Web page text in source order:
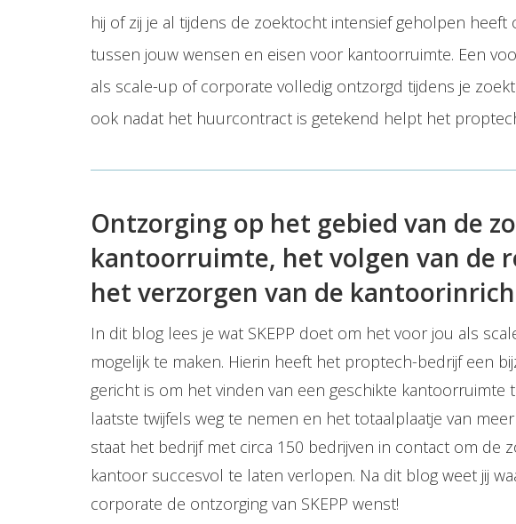
hij of zij je al tijdens de zoektocht intensief geholpen
tussen jouw wensen en eisen voor kantoorruimte. Een
als scale-up of corporate volledig ontzorgd tijdens je
ook nadat het huurcontract is getekend helpt het
Ontzorging op het gebied van de
kantoorruimte, het volgen van de
het verzorgen van de
In dit blog lees je wat SKEPP doet om het voor jou als
mogelijk te maken. Hierin heeft het proptech-bedrijf een
gericht is om het vinden van een geschikte
laatste twijfels weg te nemen en het totaalplaatje van
staat het bedrijf met circa 150 bedrijven in contact om de
kantoor succesvol te laten verlopen. Na dit blog weet jij
corporate de ontzorging van SKEPP wenst!